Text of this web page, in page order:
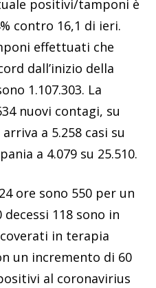
positivi/tamponi è
contro 16,1 di ieri.
effettuati che
dall’inizio della
1.107.303. La
nuovi contagi, su
a 5.258 casi su
a 4.079 su 25.510.
ore sono 550 per un
118 sono in
in terapia
un incremento di 60
al coronavirius